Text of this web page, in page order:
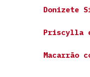
Donizete
Priscylla
Macarrão